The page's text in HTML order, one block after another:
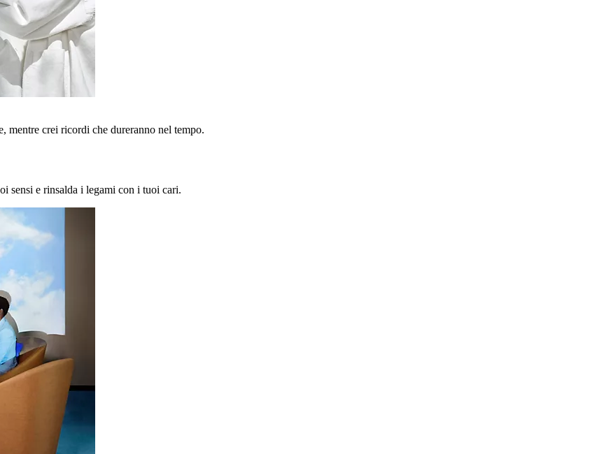
crei ricordi che dureranno nel tempo.
sensi e rinsalda i legami con i tuoi cari.